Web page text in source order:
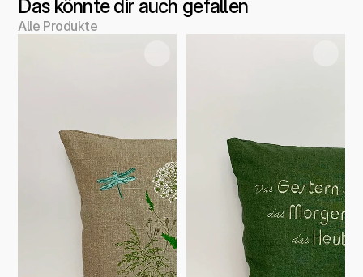
Das könnte dir auch gefallen
Alle Produkte